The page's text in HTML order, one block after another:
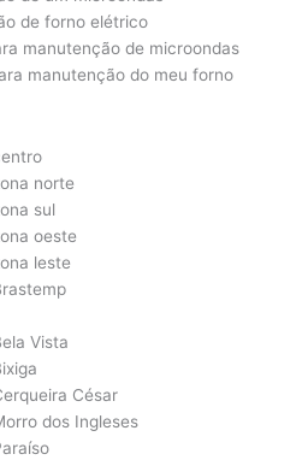
de forno elétrico
manutenção de microondas
manutenção do meu forno
norte
sul
oeste
leste
Vista
César
dos Ingleses